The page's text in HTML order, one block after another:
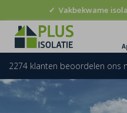
✓ Vakbekwame
2274 klanten beoordelen ons